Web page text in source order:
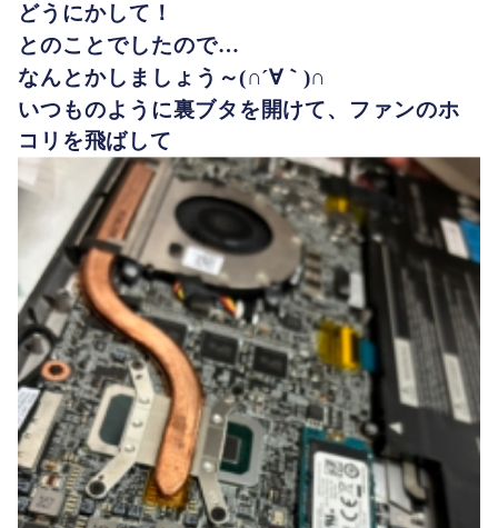
どうにかして！
とのことでしたので…
なんとかしましょう～(∩´∀｀)∩
いつものように裏ブタを開けて、ファンのホ
コリを飛ばして